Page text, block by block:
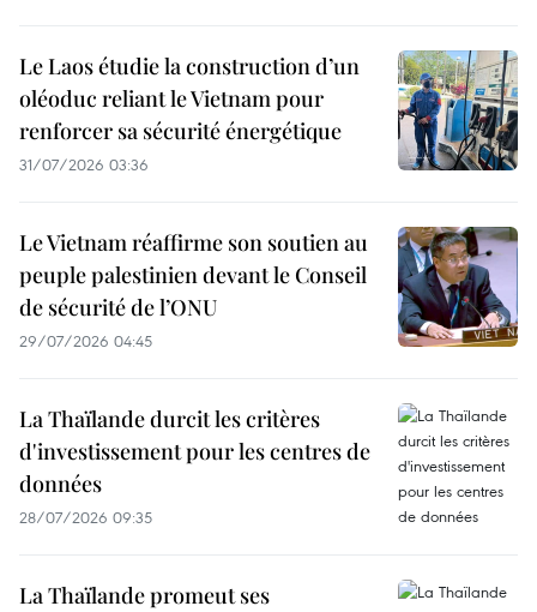
Le Laos étudie la construction d’un
oléoduc reliant le Vietnam pour
renforcer sa sécurité énergétique
31/07/2026 03:36
Le Vietnam réaffirme son soutien au
peuple palestinien devant le Conseil
de sécurité de l’ONU
29/07/2026 04:45
La Thaïlande durcit les critères
d'investissement pour les centres de
données
28/07/2026 09:35
La Thaïlande promeut ses